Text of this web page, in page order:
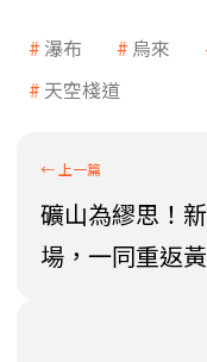
瀑布 烏來
天空棧道
礦山為繆思！
場，一同重返